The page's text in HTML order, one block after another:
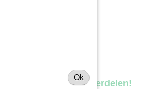
voor minitrekker onderdelen!
Ok